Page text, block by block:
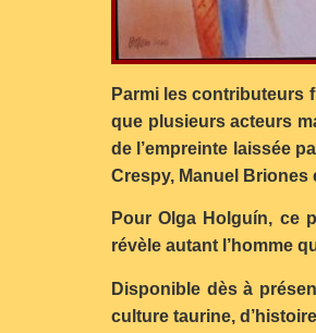
Parmi les contributeurs
que plusieurs acteurs
de l’empreinte laissée
Crespy, Manuel Briones
Pour Olga Holguín, ce
révèle autant l’homme
Disponible dès à
culture taurine,